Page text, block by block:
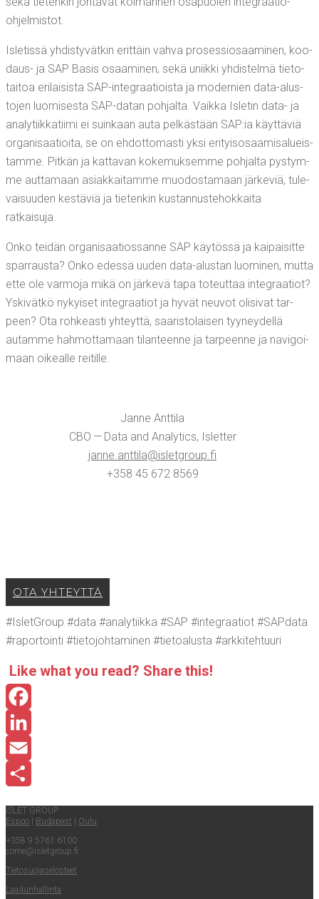
ohjelmistot.
Isle­tis­sä yhdis­ty­vät­kin erit­täin vah­va pro­ses­sio­saa­mi­nen, koo­
daus- ja SAP Basis osaa­mi­nen, sekä uniik­ki yhdis­tel­mä tie­to­
tai­toa eri­lai­sis­ta SAP-inte­graa­tiois­ta ja moder­nien data-alus­
to­jen luo­mi­ses­ta SAP-datan poh­jal­ta. Vaik­ka Isle­tin data- ja
ana­ly­tiik­ka­tii­mi ei suin­kaan auta pel­käs­tään SAP:ia käyt­tä­viä
orga­ni­saa­tioi­ta, se on ehdot­to­mas­ti yksi eri­tyis­osaa­mi­sa­lueis­
tam­me. Pit­kän ja kat­ta­van koke­muk­sem­me poh­jal­ta pys­tym­
me aut­ta­maan asiak­kai­tam­me muo­dos­ta­maan jär­ke­viä, tule­
vai­suu­den kes­tä­viä ja tie­ten­kin kus­tan­nus­te­hok­kai­ta
ratkaisuja.
Onko tei­dän orga­ni­saa­tios­san­ne SAP käy­tös­sä ja kai­pai­sit­te
spar­raus­ta? Onko edes­sä uuden data-alus­tan luo­mi­nen, mut­ta
ette ole var­mo­ja mikä on jär­ke­vä tapa toteut­taa inte­graa­tiot?
Yski­vät­kö nykyi­set inte­graa­tiot ja hyvät neu­vot oli­si­vat tar­
peen? Ota roh­keas­ti yhteyt­tä, saa­ris­to­lai­sen tyy­ney­del­lä
autam­me hah­mot­ta­maan tilan­teen­ne ja tar­peen­ne ja navi­goi­
maan oikeal­le reitille.
Jan­ne Ant­ti­la
CBO — Data and Ana­ly­tics, Islet­ter
janne.​anttila@​isletgroup.​fi
+358 45 672 8569
OTA YHTEYT­TÄ
#IsletGroup #data #ana­ly­tiik­ka #SAP #inte­graa­tiot #SAP­da­ta
#rapor­toin­ti #tie­to­joh­ta­mi­nen #tie­toa­lus­ta #ark­ki­teh­tuu­ri
Like what you read? Sha­re this!
Facebook
LinkedIn
Email
ISLET GROUP
Espoo
Buda­pest
Oulu
+358 9 5761 6100
come@​isletgroup.​fi
Tie­to­suo­ja­se­los­teet
Laa­dun­hal­lin­ta